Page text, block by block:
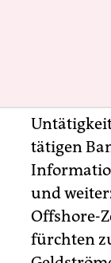
tätigen
und
Offshore-
fürchten